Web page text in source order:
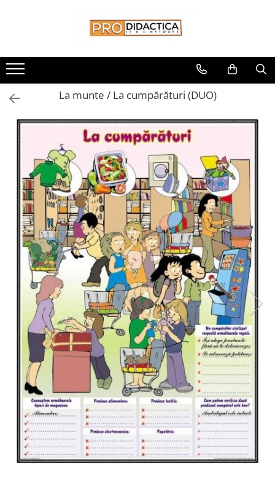
Oferta PNRR/PNRAS
Pachete Echipamente Sali Clasa
Pachete Echipamente Sala Clasa
Table/Display-uri Interactive
Table Interactive
Display-uri Interactive
Suporti/Standuri/Accesorii
Imprimante si Multifunctionale
Imprimante si Scanere 3D
Imprimante 3D
Creioane 3D
Accesorii 3D
Camere Documente
Videoproiectoare si Accesorii
Videoproiectoare
Accesorii
Suporti
Videoconferinta si Colaborare
Camere Videoconferinta
Boxe si Soundbar
Tehnologie Educationala
Ochelari VR-3D
Kit Robotic Educational
Software Educational
La munte / La cumpărături (DUO)